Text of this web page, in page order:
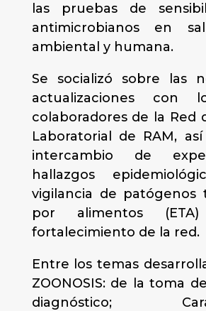
las pruebas de
antimicrobianos en
ambiental y humana.
Se socializó sobre las
actualizaciones con
colaboradores de la Red
Laboratorial de RAM,
intercambio de
hallazgos
vigilancia de patógenos
por alimentos
fortalecimiento de la red.
Entre los temas
ZOONOSIS: de la toma
diagnóstico;